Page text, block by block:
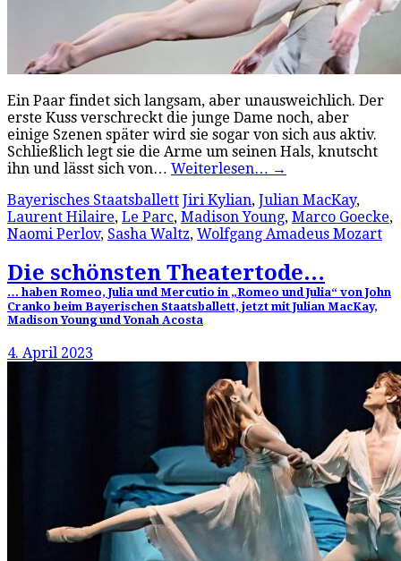
Ein Paar findet sich langsam, aber unausweichlich. Der
erste Kuss verschreckt die junge Dame noch, aber
einige Szenen später wird sie sogar von sich aus aktiv.
Schließlich legt sie die Arme um seinen Hals, knutscht
ihn und lässt sich von… Weiterlesen… →
Bayerisches Staatsballett Jiri Kylian, Julian MacKay,
Laurent Hilaire, Le Parc, Madison Young, Marco Goecke,
Naomi Perlov, Sasha Waltz, Wolfgang Amadeus Mozart
Die schönsten Theatertode…
… haben Romeo, Julia und Mercutio in „Romeo und Julia“ von John
Cranko beim Bayerischen Staatsballett, jetzt mit Julian MacKay,
Madison Young und Yonah Acosta
4. April 2023